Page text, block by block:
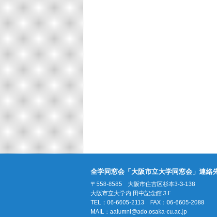
全学同窓会「大阪市立大学同窓会」連絡
〒558-8585 大阪市住吉区杉本3-3-138
大阪市立大学内 田中記念館３F
TEL：06-6605-2113 FAX：06-6605-2088
MAIL： aalumni@ado.osaka-cu.ac.jp